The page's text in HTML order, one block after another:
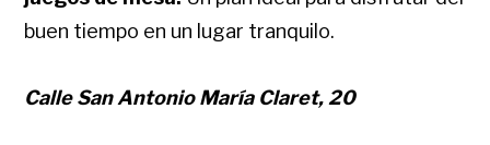
buen tiempo en un lugar tranquilo.
Calle San Antonio María Claret, 20